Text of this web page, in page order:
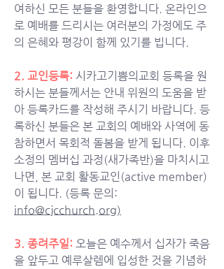
여하신 모든 분들을 환영합니다. 온라인으
로 예배를 드리시는 여러분의 가정에도 주
의 은혜와 평강이 함께 있기를 빕니다.
2. 교인등록: 시카고기쁨의교회 등록을 원
하시는 분들께서는 안내 위원의 도움을 받
아 등록카드를 작성해 주시기 바랍니다. 등
록하신 분들은 본 교회의 예배와 사역에 동
참하면서 목회적 돌봄을 받게 됩니다. 이후
소정의 멤버십 과정(새가족반)을 마치시고
나면, 본 교회 활동교인(active member)
info@cjcchurch.org)
3. 종려주일: 오늘은 예수께서 십자가 죽음
을 앞두고 예루살렘에 입성한 것을 기념하